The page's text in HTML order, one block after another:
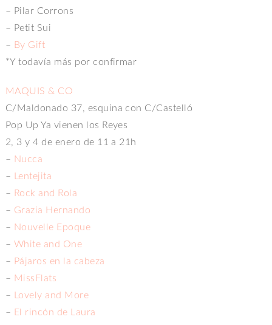
– Pilar Corrons
– Petit Sui
– By Gift
*Y todavía más por confirmar
MAQUIS & CO
C/Maldonado 37, esquina con C/Castelló
Pop Up Ya vienen los Reyes
2, 3 y 4 de enero de 11 a 21h
– Nucca
–
Lentejita
– Rock and Rola
– Grazia Hernando
– Nouvelle Epoque
– White and One
– Pájaros en la cabeza
– MissFlats
–
Lovely and More
– El rincón de Laura